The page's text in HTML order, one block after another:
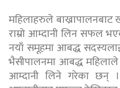
महिलाहरुले बाख्रापालनबाट
राम्रो आम्दानी लिन सफल
नयाँ समूहमा आबद्ध
भैसीपालनमा आबद्ध
आम्दानी लिने गरेका छन्